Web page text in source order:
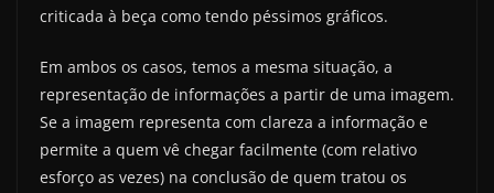
criticada à beça como tendo péssimos gráficos.
Em ambos os casos, temos a mesma situação, a
representação de informações a partir de uma imagem.
Se a imagem representa com clareza a informação e
permite a quem vê chegar facilmente (com relativo
esforço as vezes) na conclusão de quem tratou os